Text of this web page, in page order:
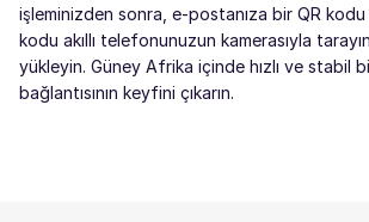
işleminizden sonra, e-postanıza bir QR kodu
kodu akıllı telefonunuzun kamerasıyla
yükleyin. Güney Afrika içinde hızlı ve stabil
bağlantısının keyfini çıkarın.